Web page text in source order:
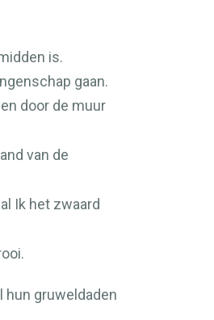
is.
gaan.
door de muur
van de
Ik het zwaard
hun gruweldaden